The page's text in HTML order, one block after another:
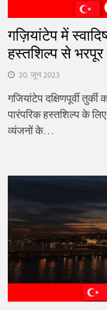
गज़ियांटेप में
हस्तशिल्प से
20. जून 2023
गजियांटेप दक्षिणपूर्वी
पारंपरिक हस्तशिल्प के
व्यंजनों के…